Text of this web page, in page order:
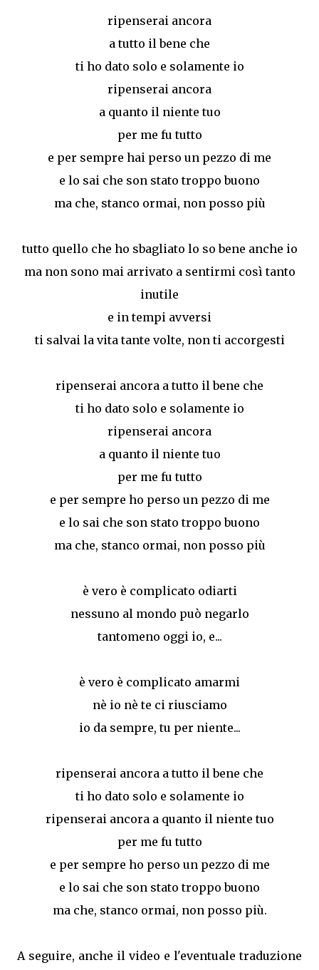
ripenserai ancora
a tutto il bene che
ti ho dato solo e solamente io
ripenserai ancora
a quanto il niente tuo
per me fu tutto
e per sempre hai perso un pezzo di me
e lo sai che son stato troppo buono
ma che, stanco ormai, non posso più
tutto quello che ho sbagliato lo so bene anche io
ma non sono mai arrivato a sentirmi così tanto
inutile
e in tempi avversi
ti salvai la vita tante volte, non ti accorgesti
ripenserai ancora a tutto il bene che
ti ho dato solo e solamente io
ripenserai ancora
a quanto il niente tuo
per me fu tutto
e per sempre ho perso un pezzo di me
e lo sai che son stato troppo buono
ma che, stanco ormai, non posso più
è vero è complicato odiarti
nessuno al mondo può negarlo
tantomeno oggi io, e...
è vero è complicato amarmi
nè io nè te ci riusciamo
io da sempre, tu per niente...
ripenserai ancora a tutto il bene che
ti ho dato solo e solamente io
ripenserai ancora a quanto il niente tuo
per me fu tutto
e per sempre ho perso un pezzo di me
e lo sai che son stato troppo buono
ma che, stanco ormai, non posso più.
A seguire, anche il video e l'eventuale traduzione